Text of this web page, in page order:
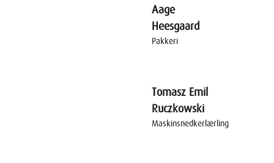
Aage
Heesgaard
Pakkeri
Tomasz Emil
Ruczkowski
Maskinsnedkerlærling